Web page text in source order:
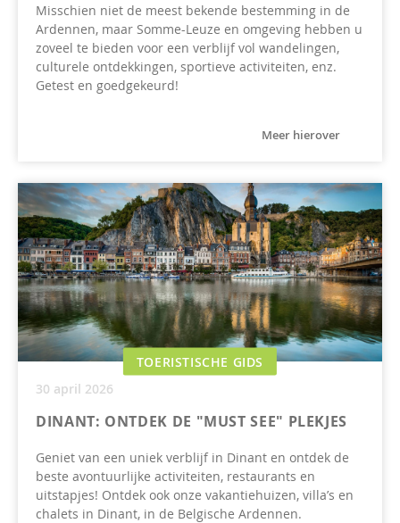
Misschien niet de meest bekende bestemming in de
Ardennen, maar Somme-Leuze en omgeving hebben u
zoveel te bieden voor een verblijf vol wandelingen,
culturele ontdekkingen, sportieve activiteiten, enz.
Getest en goedgekeurd!
Meer hierover
TOERISTISCHE GIDS
30 april 2026
DINANT: ONTDEK DE "MUST SEE" PLEKJES
Geniet van een uniek verblijf in Dinant en ontdek de
beste avontuurlijke activiteiten, restaurants en
uitstapjes! Ontdek ook onze vakantiehuizen, villa’s en
chalets in Dinant, in de Belgische Ardennen.